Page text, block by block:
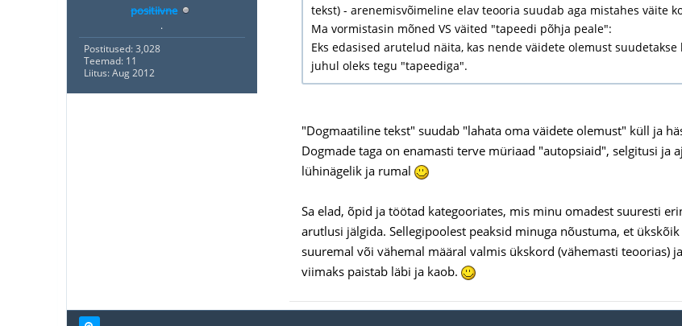
positiivne
.
Postitused: 3,028
Teemad: 11
Liitus: Aug 2012
tekst) - arenemisvõimeline elav teooria suudab aga mistahes väite
Ma vormistasin mõned VS väited "tapeedi põhja peale":
Eks edasised arutelud näita, kas nende väidete olemust
juhul oleks tegu "tapeediga".
"Dogmaatiline tekst" suudab "lahata oma väidete olemust" küll ja
Dogmade taga on enamasti terve müriaad "autopsiaid", selgitusi ja
lühinägelik ja rumal
Sa elad, õpid ja töötad kategooriates, mis minu omadest suuresti
arutlusi jälgida. Sellegipoolest peaksid minuga nõustuma, et
suuremal või vähemal määral valmis ükskord (vähemasti teoorias)
viimaks paistab läbi ja kaob.